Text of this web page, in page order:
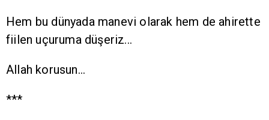
Hem bu dünyada manevi olarak hem de ahirette
fiilen uçuruma düşeriz...
Allah korusun…
***